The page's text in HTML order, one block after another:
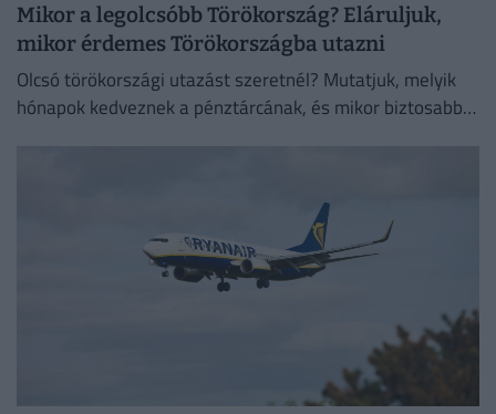
Mikor a legolcsóbb Törökország? Eláruljuk,
mikor érdemes Törökországba utazni
Olcsó törökországi utazást szeretnél? Mutatjuk, melyik
hónapok kedveznek a pénztárcának, és mikor biztosabb a